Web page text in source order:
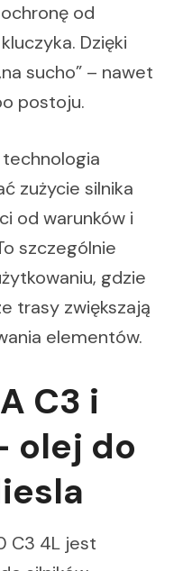
od
Dzięki
sucho” – nawet
postoju.
zużycie silnika
od warunków i
szczególnie
gdzie
trasy zwiększają
elementów.
C3 i
olej do
C3 4L jest